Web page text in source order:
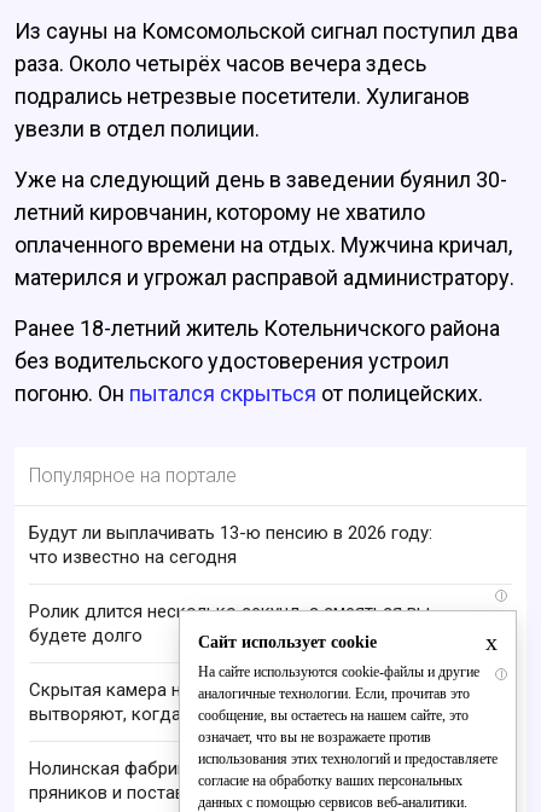
Из сауны на Комсомольской сигнал поступил два
раза. Около четырёх часов вечера здесь
подрались нетрезвые посетители. Хулиганов
увезли в отдел полиции.
Уже на следующий день в заведении буянил 30-
летний кировчанин, которому не хватило
оплаченного времени на отдых. Мужчина кричал,
матерился и угрожал расправой администратору.
Ранее 18-летний житель Котельничского района
без водительского удостоверения устроил
погоню. Он пытался скрыться от полицейских.
Популярное на портале
Будут ли выплачивать 13-ю пенсию в 2026 году:
что известно на сегодня
i
Ролик длится несколько секунд, а смеяться вы
будете долго
i
Скрытая камера на пляже Крыма: Что люди
вытворяют, когда их не видят...
Нолинская фабрика расширяет производство
пряников и поставки
x
Сайт использует cookie
На сайте используются cookie-файлы и другие
аналогичные технологии. Если, прочитав это
сообщение, вы остаетесь на нашем сайте, это
означает, что вы не возражаете против
использования этих технологий и предоставляете
согласие на обработку ваших персональных
данных с помощью сервисов веб-аналитики.